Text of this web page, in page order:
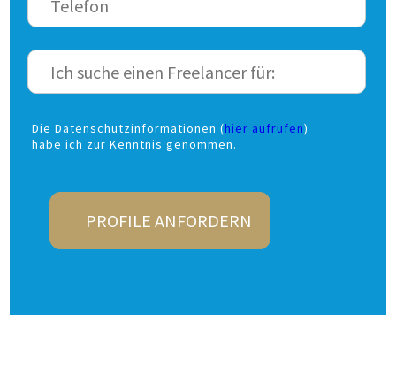
Die Datenschutzinformationen (hier aufrufen)
habe ich zur Kenntnis genommen.